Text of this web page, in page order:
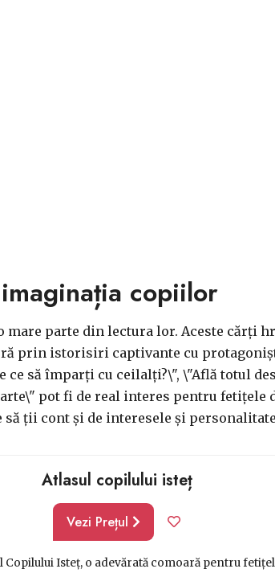
copiilor
parte din lectura lor. Aceste cărți
prin istorisiri captivante cu
să împarți cu ceilalți?\", \"Află totul
pot fi de real interes pentru fetițele
să ții cont și de interesele și
Atlasul copilului isteț
Vezi Prețul
Copilului Isteț, o adevărată comoară pentru